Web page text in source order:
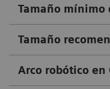
Tamaño mínimo
Tamaño
Arco robótico en